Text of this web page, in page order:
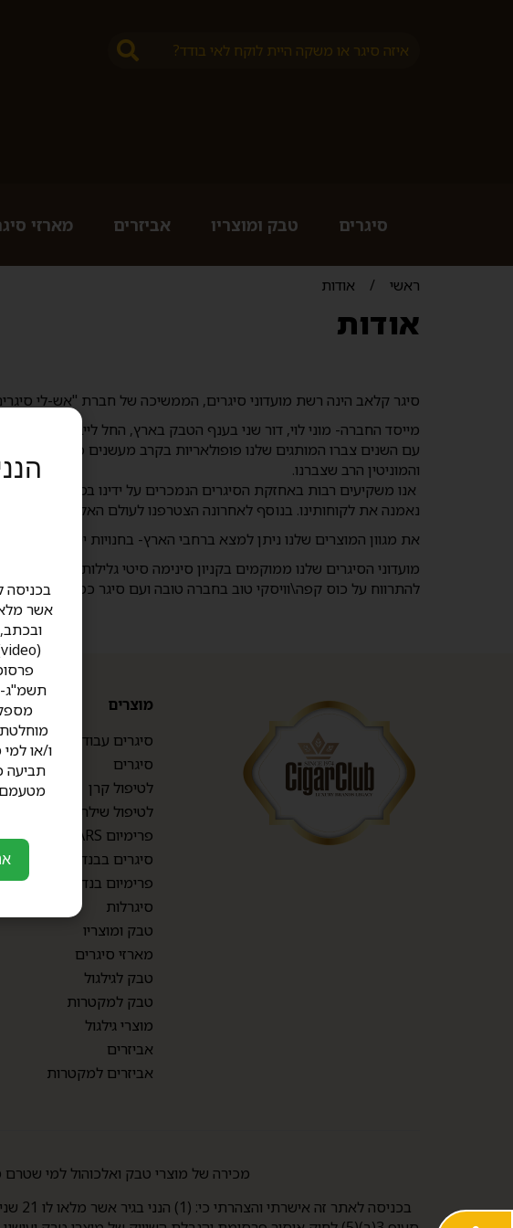
סיגרים טבק ומוצריו אביזרים מארזי
ראשי / אודות
אודות
סיגר קלאב הינה רשת מועדוני סיגרים, הממשיכה של חברת "אש-לי סיגרים וטבק" אשר הוקמה בשנת 1997 בכדי לתת
מייסד החברה- מוני לוי, דור שני בענף הטבק בארץ, החל לייבא סיגרים וטבק מארה"ב לישראל
והמוניטין הרב שצברנו.
אנו משקיעים רבות באחזקת הסיגרים הנמכרים על ידינו בסטנדרטים
נאמנה את לקוחותינו. בנוסף לאחרונה הצטרפנו לעולם האלכוהול- וגם בו
את מגוון המוצרים שלנו ניתן למצא ברחבי הארץ- בחנויות יין, בקיוסקים
להתרווח על כוס קפה\וויסקי טוב בחברה טובה ועם סיגר כמובן
מוצרים
סיגרים עבודת יד
סיגרים
לטיפול קרן
לטיפול שילת
פרימיום TOP CIGARS
סיגרים בבנדלים
פרימיום בנדלים
סיגרלות
טבק ומוצריו
מארזי סיגרים
טבק לגילגול
טבק למקטרות
מוצרי גילגול
אביזרים
אביזרים למקטרות
מכירה של מוצרי טבק ואלכוהול למי שטרם מלאו לו 21 אסורה בהחלט. אזהרה: משרד הבריאות קובע
ו/או
תביעה
מטעמם